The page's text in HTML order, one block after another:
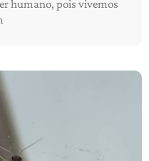
humano, pois vivemos